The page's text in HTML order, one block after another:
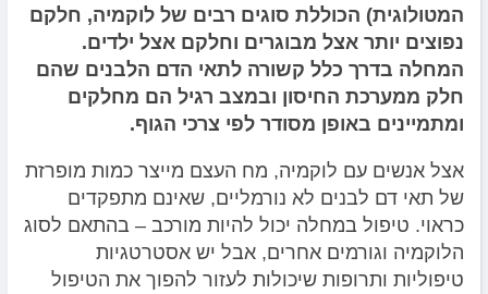
המטולוגית) הכוללת סוגים רבים של לוקמיה, חלקם
נפוצים יותר אצל מבוגרים וחלקם אצל ילדים.
המחלה בדרך כלל קשורה לתאי הדם הלבנים שהם
חלק ממערכת החיסון ובמצב רגיל הם מחלקים
ומתמיינים באופן מסודר לפי צרכי הגוף.
אצל אנשים עם לוקמיה, מח העצם מייצר כמות מופרזת
של תאי דם לבנים לא נורמליים, שאינם מתפקדים
כראוי. טיפול במחלה יכול להיות מורכב – בהתאם לסוג
הלוקמיה וגורמים אחרים, אבל יש אסטרטגיות
טיפוליות ותרופות שיכולות לעזור להפוך את הטיפול